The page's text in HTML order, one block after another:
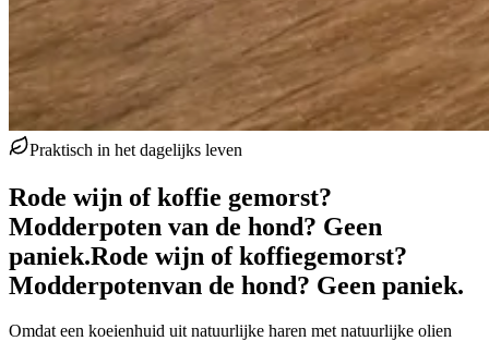
Praktisch in het dagelijks leven
Rode wijn of koffie gemorst?
Modderpoten van de hond? Geen
paniek.Rode wijn of koffiegemorst?
Modderpotenvan de hond? Geen paniek.
Omdat een koeienhuid uit natuurlijke haren met natuurlijke olien